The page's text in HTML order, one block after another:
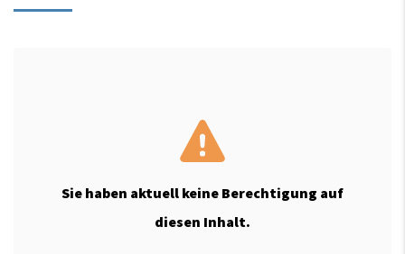
Sie haben aktuell keine Berechtigung auf
diesen Inhalt.